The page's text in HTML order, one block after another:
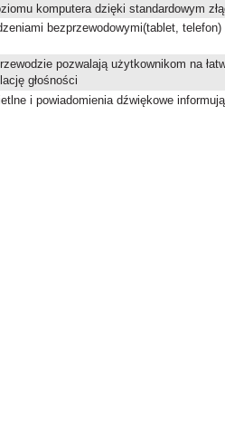
komputera dzięki standardowym
bezprzewodowymi(tablet,
pozwalają użytkownikom na
głośności
i powiadomienia dźwiękowe